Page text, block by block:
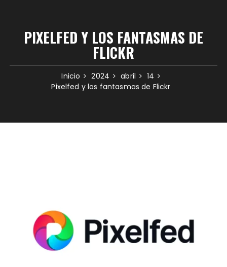
PIXELFED Y LOS FANTASMAS DE
FLICKR
Inicio 2024 abril
14
Pixelfed y los fantasmas de Flickr